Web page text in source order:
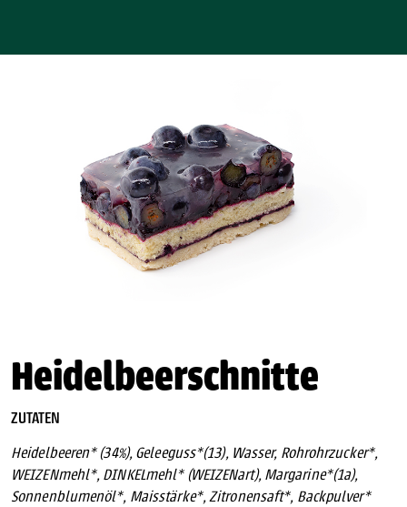
Heidelbeerschnitte
ZUTATEN
Heidelbeeren* (34%), Geleeguss*(13), Wasser, Rohrohrzucker*,
WEIZENmehl*, DINKELmehl* (WEIZENart), Margarine*(1a),
Sonnenblumenöl*, Maisstärke*, Zitronensaft*, Backpulver*